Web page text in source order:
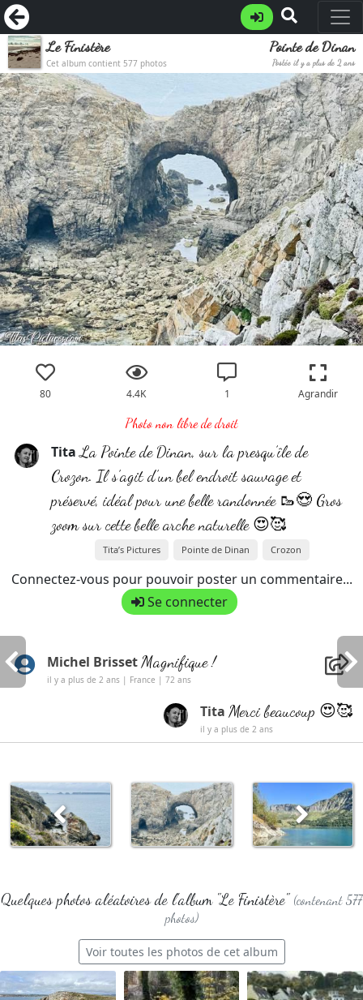
Le Finistère
Cet album contient 577 photos
Pointe de Dinan
Postée il y a plus de 2 ans
80 4.4K 1 Agrandir
Photo non libre de droit
Tita La Pointe de Dinan, sur la presqu’île de
Crozon. Il s’agit d’un bel endroit sauvage et
préservé, idéal pour une belle randonnée 🥾😍 Gros
zoom sur cette belle arche naturelle 😍🥰
Tita’s Pictures Pointe de Dinan Crozon
Connectez-vous pour pouvoir poster un commentaire...
Se connecter
Michel BrissetMagnifique !
il y a plus de 2 ans | France | 72 ans
Tita Merci beaucoup 😍🥰
il y a plus de 2 ans
Quelques photos aléatoires de l'album "Le Finistère" (contenant 577
photos)
Voir toutes les photos de cet album